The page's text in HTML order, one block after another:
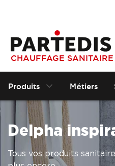
CHAUFFAGE SANITAIRE
Produits Métiers
Delpha
Tous vos produits